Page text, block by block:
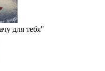
для тебя"